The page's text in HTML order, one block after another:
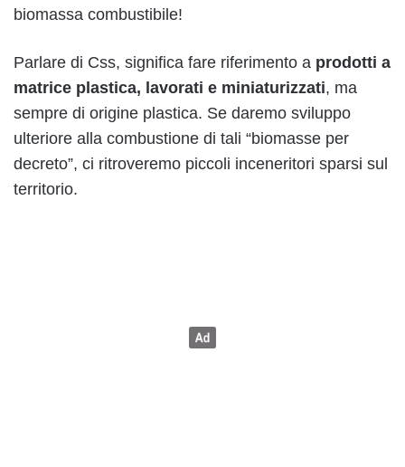
biomassa combustibile!
Parlare di Css, significa fare riferimento a prodotti a
matrice plastica, lavorati e miniaturizzati, ma
sempre di origine plastica. Se daremo sviluppo
ulteriore alla combustione di tali “biomasse per
decreto”, ci ritroveremo piccoli inceneritori sparsi sul
territorio.